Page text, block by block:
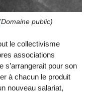
Domaine public)
le collectivisme
associations
s’arrangerait pour son
à chacun le produit
nouveau salariat,